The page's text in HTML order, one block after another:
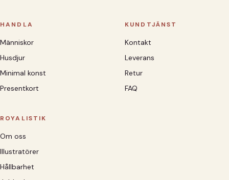
HANDLA
Människor
Husdjur
Minimal konst
Presentkort
KUNDTJÄNST
Kontakt
Leverans
Retur
FAQ
ROYALISTIK
Om oss
Illustratörer
Hållbarhet